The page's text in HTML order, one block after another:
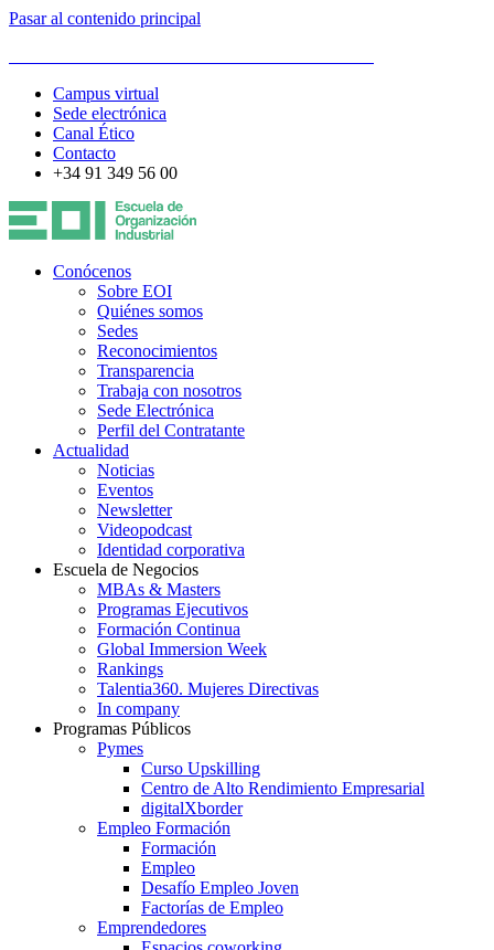
Pasar al contenido principal
Campus virtual
Sede electrónica
Canal Ético
Contacto
+34 91 349 56 00
Conócenos
Sobre EOI
Quiénes somos
Sedes
Reconocimientos
Transparencia
Trabaja con nosotros
Sede Electrónica
Perfil del Contratante
Actualidad
Noticias
Eventos
Newsletter
Videopodcast
Identidad corporativa
Escuela de Negocios
MBAs & Masters
Programas Ejecutivos
Formación Continua
Global Immersion Week
Rankings
Talentia360. Mujeres Directivas
In company
Programas Públicos
Pymes
Curso Upskilling
Centro de Alto Rendimiento Empresarial
digitalXborder
Empleo Formación
Formación
Empleo
Desafío Empleo Joven
Factorías de Empleo
Emprendedores